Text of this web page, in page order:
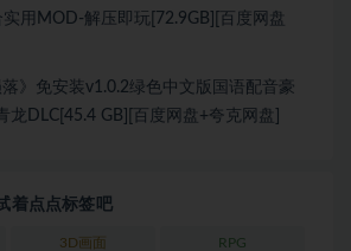
用MOD-解压即玩[72.9GB][百度网盘
落》免安装v1.0.2绿色中文版国语配音豪
龙DLC[45.4 GB][百度网盘+夸克网盘]
着点点标签吧
3D画面 RPG